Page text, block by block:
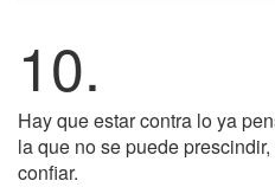
10.
Hay que estar contra lo ya
la que no se puede
confiar.